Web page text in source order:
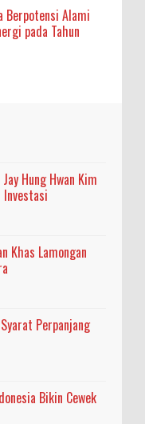
Berpotensi Alami
pada Tahun
Hung Hwan Kim
Investasi
Khas Lamongan
Perpanjang
Bikin Cewek